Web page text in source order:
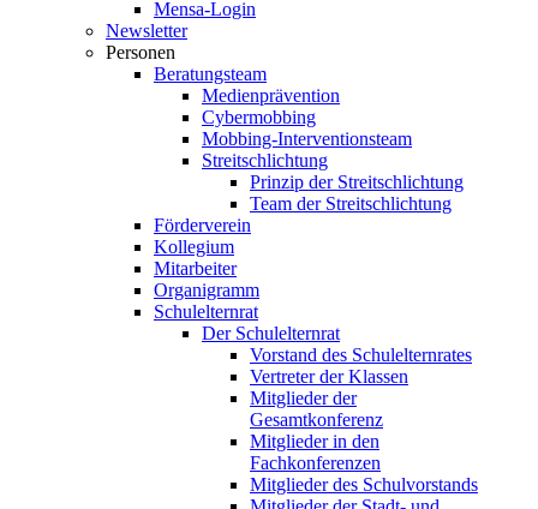
Mensa-Login
Newsletter
Personen
Beratungsteam
Medienprävention
Cybermobbing
Mobbing-Interventionsteam
Streitschlichtung
Prinzip der Streitschlichtung
Team der Streitschlichtung
Förderverein
Kollegium
Mitarbeiter
Organigramm
Schulelternrat
Der Schulelternrat
Vorstand des Schulelternrates
Vertreter der Klassen
Mitglieder der
Gesamtkonferenz
Mitglieder in den
Fachkonferenzen
Mitglieder des Schulvorstands